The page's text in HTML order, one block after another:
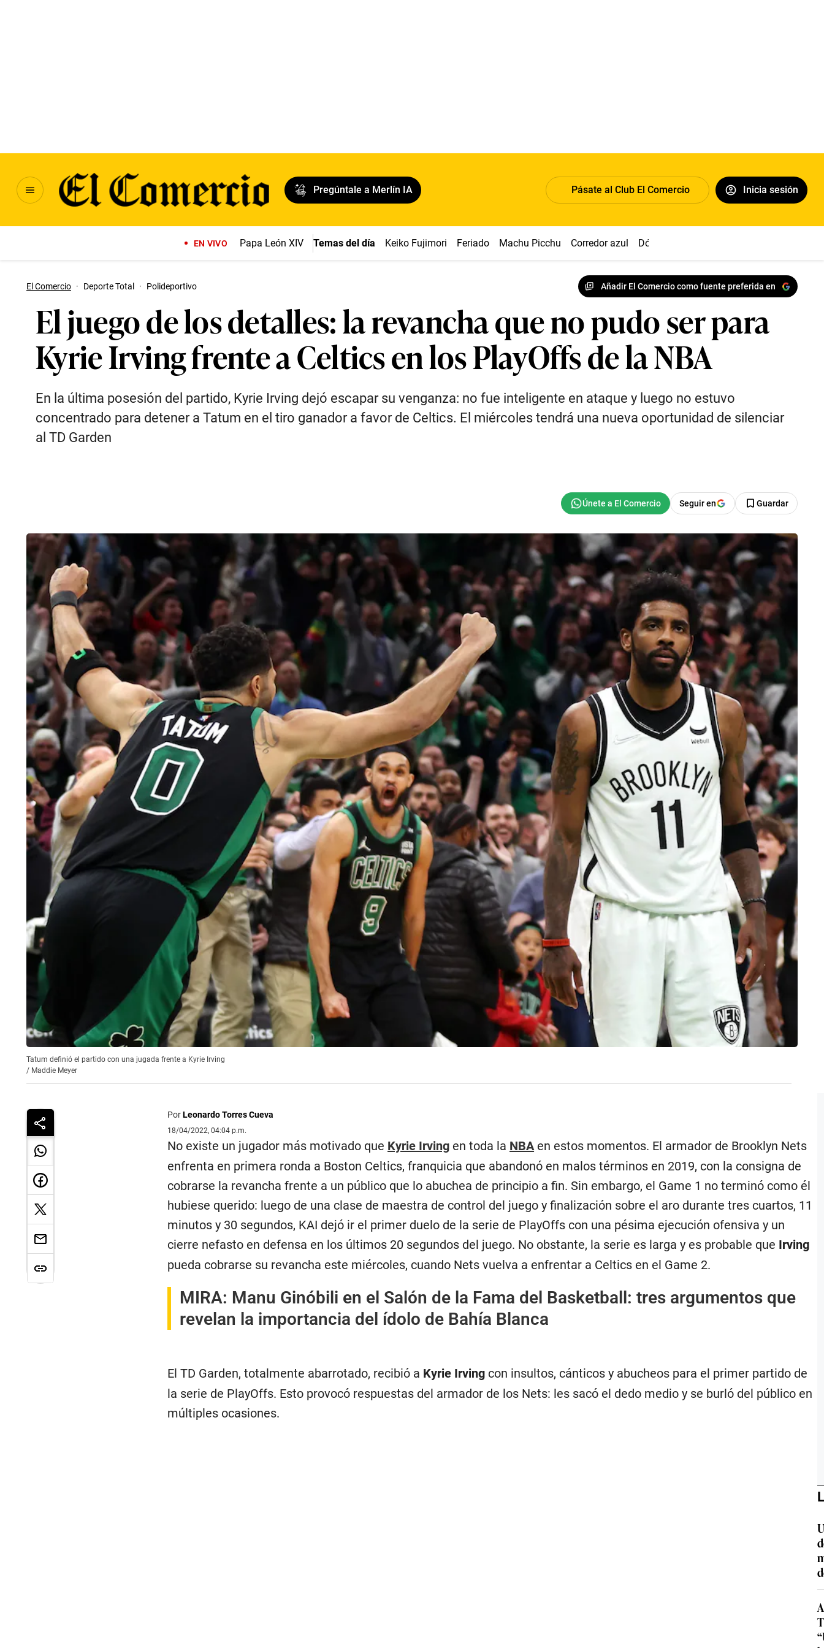
Pregúntale a Merlín IA Pásate al Club El Comercio Inicia sesión
EN VIVO Papa León XIV Temas del día Keiko Fujimori Feriado Machu Picchu Corredor azul Dólar
El Comercio · Deporte Total · Polideportivo Añadir El Comercio como fuente preferida en
El juego de los detalles: la revancha que no pudo ser para
Kyrie Irving frente a Celtics en los PlayOffs de la NBA
En la última posesión del partido, Kyrie Irving dejó escapar su venganza: no fue inteligente en ataque y luego no estuvo
concentrado para detener a Tatum en el tiro ganador a favor de Celtics. El miércoles tendrá una nueva oportunidad de silenciar
al TD Garden
Seguir en Guardar
Tatum definió el partido con una jugada frente a Kyrie Irving
/ Maddie Meyer
PorLeonardo Torres Cueva
18/04/2022, 04:04 p.m.
No existe un jugador más motivado que Kyrie Irving en toda la NBAen estos momentos. El armador de Brooklyn Nets
enfrenta en primera ronda a Boston Celtics, franquicia que abandonó en malos términos en 2019, con la consigna de
cobrarse la revancha frente a un público que lo abuchea de principio a fin. Sin embargo, el Game 1 no terminó como él
hubiese querido: luego de una clase de maestra de control del juego y finalización sobre el aro durante tres cuartos, 11
minutos y 30 segundos, KAI dejó ir el primer duelo de la serie de PlayOffs con una pésima ejecución ofensiva y un
cierre nefasto en defensa en los últimos 20 segundos del juego. No obstante, la serie es larga y es probable que Irving
pueda cobrarse su revancha este miércoles, cuando Nets vuelva a enfrentar a Celtics en el Game 2.
MIRA: Manu Ginóbili en el Salón de la Fama del Basketball: tres argumentos que
revelan la importancia del ídolo de Bahía Blanca
El TD Garden, totalmente abarrotado, recibió a Kyrie Irving con insultos, cánticos y abucheos para el primer partido de
la serie de PlayOffs. Esto provocó respuestas del armador de los Nets: les sacó el dedo medio y se burló del público en
múltiples ocasiones.